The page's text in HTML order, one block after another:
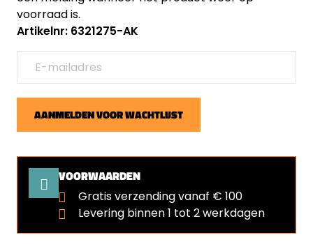
voorraad is.
Artikelnr: 6321275-AK
AANMELDEN VOOR WACHTLIJST
VOORWAARDEN
Gratis verzending vanaf € 100
Levering binnen 1 tot 2 werkdagen